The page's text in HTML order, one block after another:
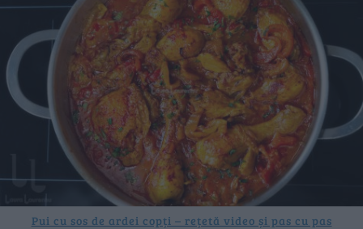
Pui cu sos de ardei copți – rețetă video și pas cu pas